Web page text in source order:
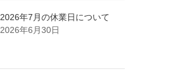
2026年7月の休業日について
2026年6月30日